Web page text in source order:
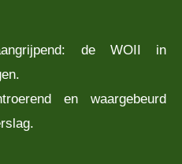
de WOII in
en waargebeurd